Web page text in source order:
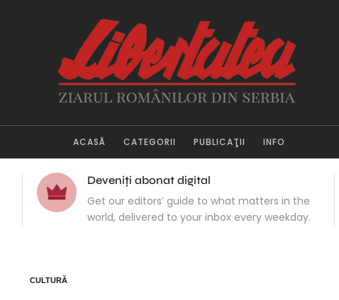
ACASĂ CATEGORII PUBLICAŢII INFO
Deveniți abonat digital
Get our editors’ guide to what matters in the
world, delivered to your inbox every weekday.
CULTURĂ